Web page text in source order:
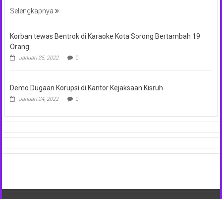
Selengkapnya
Korban tewas Bentrok di Karaoke Kota Sorong Bertambah 19
Orang
Januari 25, 2022 0
Demo Dugaan Korupsi di Kantor Kejaksaan Kisruh
Januari 24, 2022 0